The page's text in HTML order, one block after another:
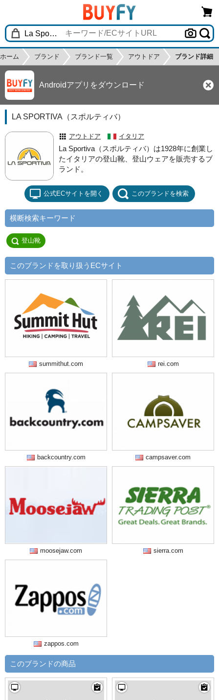
ホーム ブランド ブランド一覧 アウトドア ブランド詳細
Androidアプリをダウンロード
LA SPORTIVA（スポルティバ）
アウトドア イタリア
La Sportiva（スポルティバ）は1928年に創業し
たイタリアの登山靴、登山ウェアを販売するブ
ランド。
公式ECサイトを開く このブランドを検索
横断検索キーワード
登山靴
このブランドを取り扱うECサイト
summithut.com rei.com
backcountry.com campsaver.com
moosejaw.com sierra.com
zappos.com
このブランドの商品